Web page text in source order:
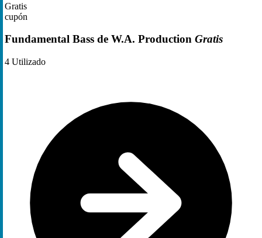
Gratis
cupón
Fundamental Bass de W.A. Production Gratis
4 Utilizado